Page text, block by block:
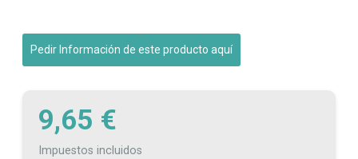
Pedir Información de este producto aquí
9,65 €
Impuestos incluidos